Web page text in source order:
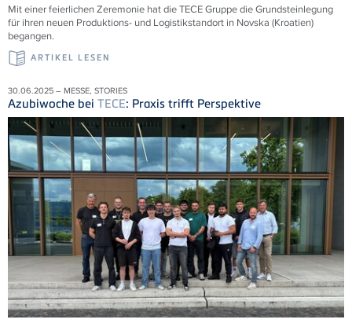
Mit einer feierlichen Zeremonie hat dieTECEGruppe die Grundsteinlegung
für ihren neuen Produktions- und Logistikstandort in Novska (Kroatien)
begangen.
ARTIKEL LESEN
30.06.2025 – MESSE, STORIES
Azubiwoche bei TECE: Praxis trifft Perspektive